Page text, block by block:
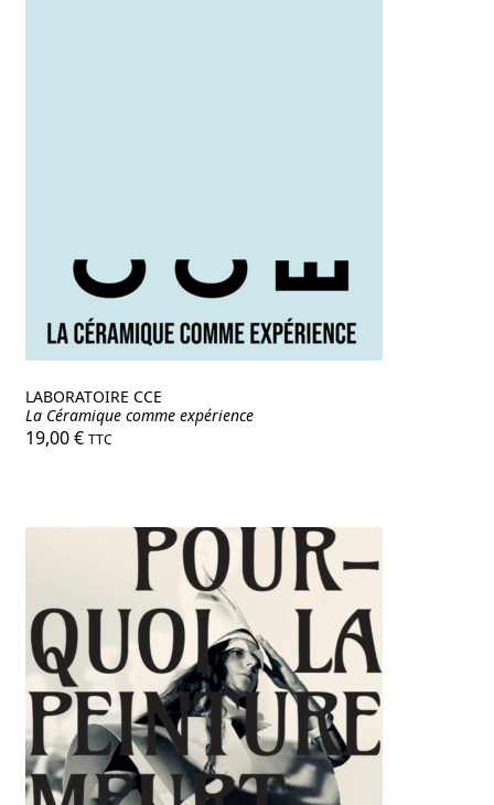
LABORATOIRE CCE
La Céramique comme expérience
19,00€ TTC